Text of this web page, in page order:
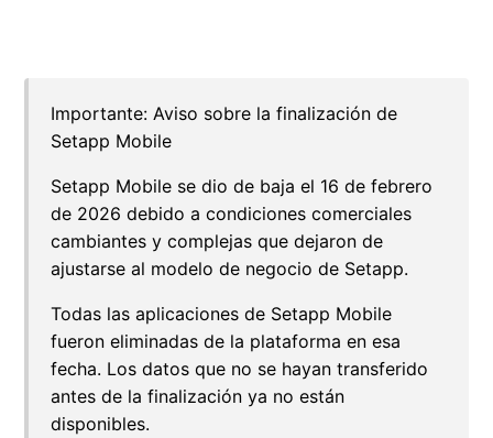
Importante: Aviso sobre la finalización de
Setapp Mobile
Setapp Mobile se dio de baja el 16 de febrero
de 2026 debido a condiciones comerciales
cambiantes y complejas que dejaron de
ajustarse al modelo de negocio de Setapp.
Todas las aplicaciones de Setapp Mobile
fueron eliminadas de la plataforma en esa
fecha. Los datos que no se hayan transferido
antes de la finalización ya no están
disponibles.